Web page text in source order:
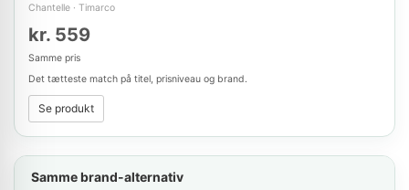
Chantelle · Timarco
kr. 559
Samme pris
Det tætteste match på titel, prisniveau og brand.
Se produkt
Samme brand-alternativ